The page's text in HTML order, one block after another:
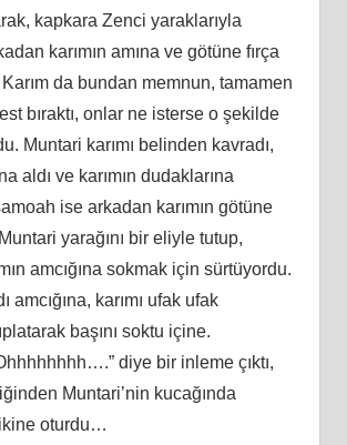
kapkara Zenci yaraklarıyla
karımın amına ve götüne fırça
da bundan memnun, tamamen
bıraktı, onlar ne isterse o şekilde
Muntari karımı belinden kavradı,
aldı ve karımın dudaklarına
ise arkadan karımın götüne
yarağını bir eliyle tutup,
amcığına sokmak için sürtüyordu.
amcığına, karımı ufak ufak
başını soktu içine.
diye bir inleme çıktı,
Muntari’nin kucağında
oturdu…